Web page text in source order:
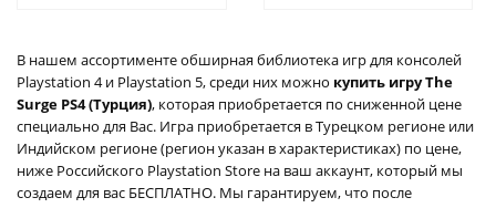
В нашем ассортименте обширная библиотека игр для консолей
Playstation 4 и Playstation 5, среди них можно купить игру The
Surge PS4 (Турция), которая приобретается по сниженной цене
специально для Вас. Игра приобретается в Турецком регионе или
Индийском регионе (регион указан в характеристиках) по цене,
ниже Российского Playstation Store на ваш аккаунт, который мы
создаем для вас БЕСПЛАТНО. Мы гарантируем, что после